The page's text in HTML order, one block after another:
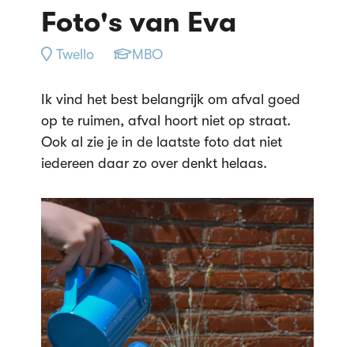
Foto's van Eva
Twello MBO
Ik vind het best belangrijk om afval goed
op te ruimen, afval hoort niet op straat.
Ook al zie je in de laatste foto dat niet
iedereen daar zo over denkt helaas.